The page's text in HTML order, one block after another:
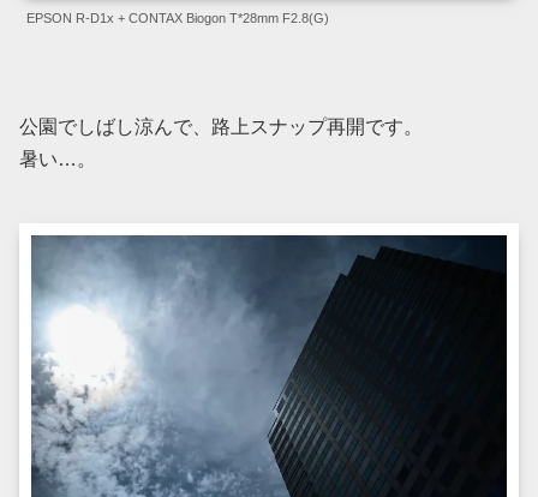
EPSON R-D1x + CONTAX Biogon T*28mm F2.8(G)
公園でしばし涼んで、路上スナップ再開です。
暑い…。